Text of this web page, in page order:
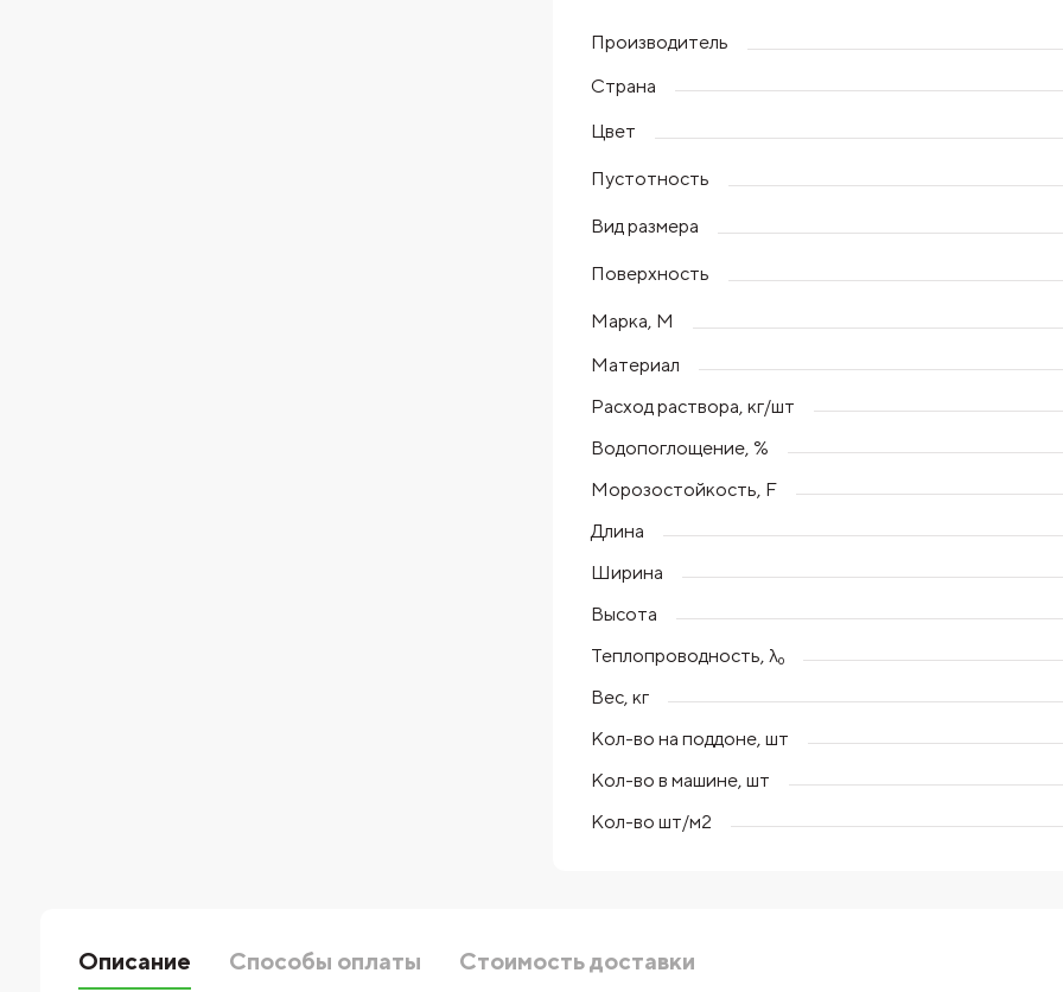
Производитель
Страна
Цвет
Пустотность
Вид размера
Поверхность
Марка, М
Материал
Расход раствора, кг/шт
Водопоглощение, %
Морозостойкость, F
Длина
Ширина
Высота
Теплопроводность, λ₀
Вес, кг
Кол-во на поддоне, шт
Кол-во в машине, шт
Кол-во шт/м2
Описание Способы оплаты Стоимость доставки